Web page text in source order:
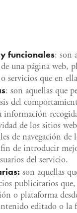
funcionales: son
de una página
servicios que en
: son aquellas que
del
información
de los sitios
de navegación
de introducir
del servicio.
son aquellas
publicitarios
o plataforma
editado o la